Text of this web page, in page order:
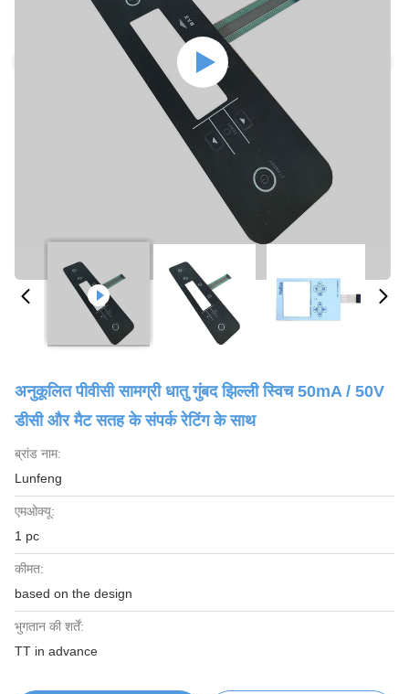
अनुकूलित पीवीसी सामग्री धातु गुंबद झिल्ली स्विच 50mA / 50V
डीसी और मैट सतह के संपर्क रेटिंग के साथ
ब्रांड नाम:
Lunfeng
एमओक्यू:
1 pc
कीमत:
based on the design
भुगतान की शर्तें:
TT in advance